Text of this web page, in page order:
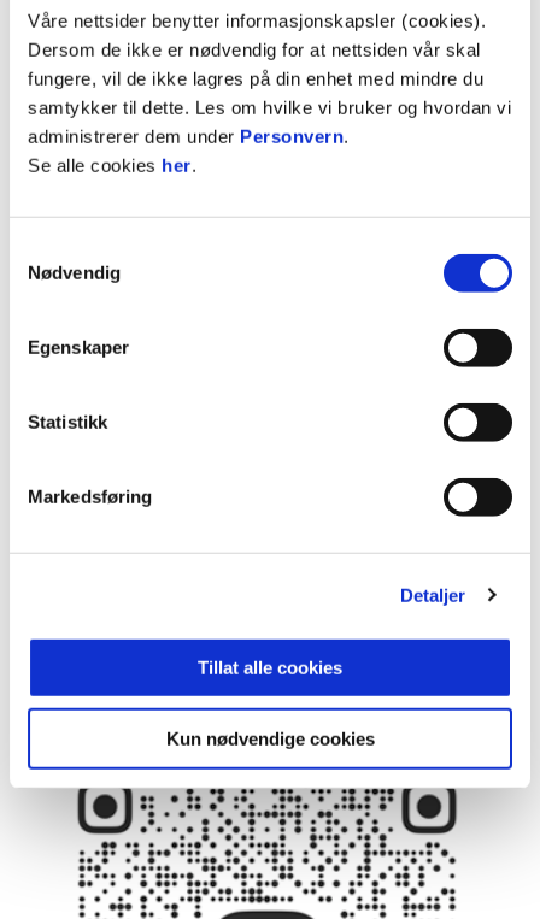
Våre nettsider benytter informasjonskapsler (cookies).
Dersom de ikke er nødvendig for at nettsiden vår skal
fungere, vil de ikke lagres på din enhet med mindre du
samtykker til dette. Les om hvilke vi bruker og hvordan vi
administrerer dem under Personvern.
Se alle cookies her.
Nødvendig
Egenskaper
Statistikk
Markedsføring
Detaljer
Tillat alle cookies
Kun nødvendige cookies
det gratis inngang, god stemning og spennende
motstand. Noe som er tilfellet for alle tre kamper
på lørdag!
#32 Selma Lie fra forrige serierunde mot Arendal
www.stabakkvinner.no